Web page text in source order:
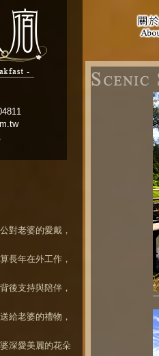
對老婆的愛戴，
長年在外工作，
後支持與陪伴，
給老婆的禮物，
深愛美麗的花朵